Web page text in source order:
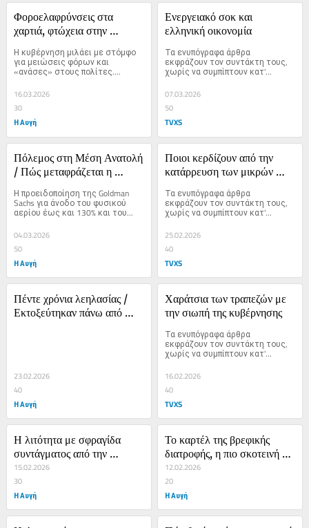
Φοροελαφρύνσεις στα
χαρτιά, φτώχεια στην
Η κυβέρνηση μιλάει με στόμφο
για μειώσεις φόρων και
«ανάσες» στους πολίτες....
16.03.2026
30
Η Αυγή
Ενεργειακό σοκ και
ελληνική οικονομία
Τα ενυπόγραφα άρθρα
εκφράζουν τον συντάκτη τους,
χωρίς να συμπίπτουν κατ'...
07.03.2026
50
TVXS
Πόλεμος στη Μέση Ανατολή
/ Πώς μεταφράζεται η
καθημερινότητα μας
Η προειδοποίηση της Goldman
Sachs για άνοδο του φυσικού
αερίου έως και 130% και του...
04.03.2026
50
Η Αυγή
Ποιοι κερδίζουν από την
κατάρρευση των μικρών
Τα ενυπόγραφα άρθρα
εκφράζουν τον συντάκτη τους,
χωρίς να συμπίπτουν κατ'...
25.02.2026
40
TVXS
Πέντε χρόνια λεηλασίας /
Εκτοξεύτηκαν πάνω από
23.02.2026
40
Η Αυγή
Χαράτσια των τραπεζών με
την σιωπή της κυβέρνησης
Τα ενυπόγραφα άρθρα
εκφράζουν τον συντάκτη τους,
χωρίς να συμπίπτουν κατ'...
16.02.2026
40
TVXS
Η λιτότητα με σφραγίδα
συντάγματος από την
κυβέρνηση της Ν.Δ.
15.02.2026
30
Η Αυγή
Το καρτέλ της βρεφικής
διατροφής, η πιο σκοτεινή
και κερδοφόρα γωνιά της
αγοράς τροφίμων
12.02.2026
20
Η Αυγή